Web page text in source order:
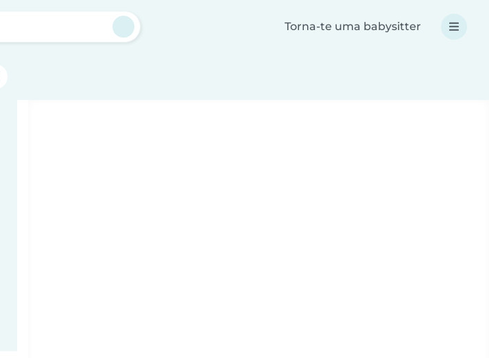
Torna-te uma babysitter